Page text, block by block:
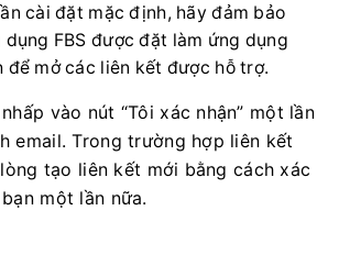
cài đặt mặc định, hãy đảm bảo
dụng FBS được đặt làm ứng dụng
để mở các liên kết được hỗ trợ.
vào nút “Tôi xác nhận” một lần
email. Trong trường hợp liên kết
tạo liên kết mới bằng cách xác
một lần nữa.